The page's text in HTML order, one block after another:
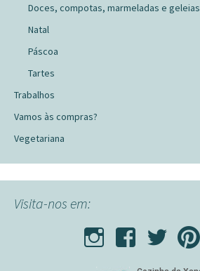
Doces, compotas, marmeladas e geleias
Natal
Páscoa
Tartes
Trabalhos
Vamos às compras?
Vegetariana
Visita-nos em: